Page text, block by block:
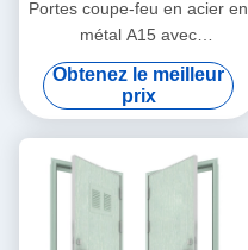
Portes coupe-feu en acier en
métal A15 avec
2400x1200mm en verre
Obtenez le meilleur
prix